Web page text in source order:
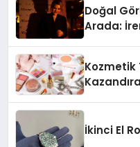
Doğal
Arada:
Kozmetik
İkinci El